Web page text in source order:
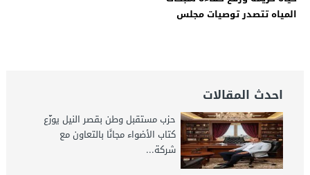
المياه تتصدر توصيات مجلس
احدث المقالات
حزب مستقبل وطن بقصر النيل يوزّع
كتاب الأضواء مجانًا بالتعاون مع
شركة...